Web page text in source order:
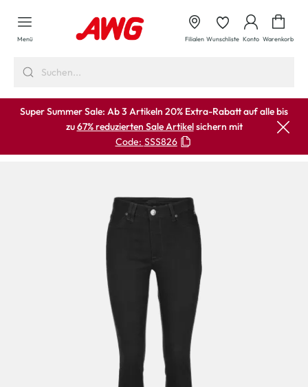
springen
Menü Filialen Wunschliste Konto Warenkorb
Super Summer Sale: Ab 3 Artikeln 20% Extra-Rabatt auf alle bis
zu67% reduzierten Sale Artikelsichern mit
Code: SSS826